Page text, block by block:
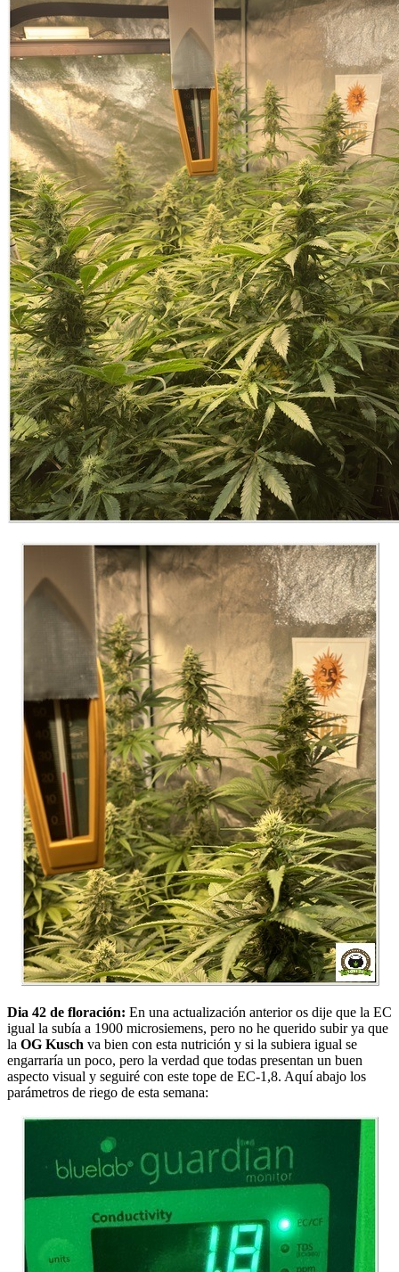
Dia 42 de floración: En una actualización anterior os dije que la EC
igual la subía a 1900 microsiemens, pero no he querido subir ya que
la OG Kusch va bien con esta nutrición y si la subiera igual se
engarraría un poco, pero la verdad que todas presentan un buen
aspecto visual y seguiré con este tope de EC-1,8. Aquí abajo los
parámetros de riego de esta semana: